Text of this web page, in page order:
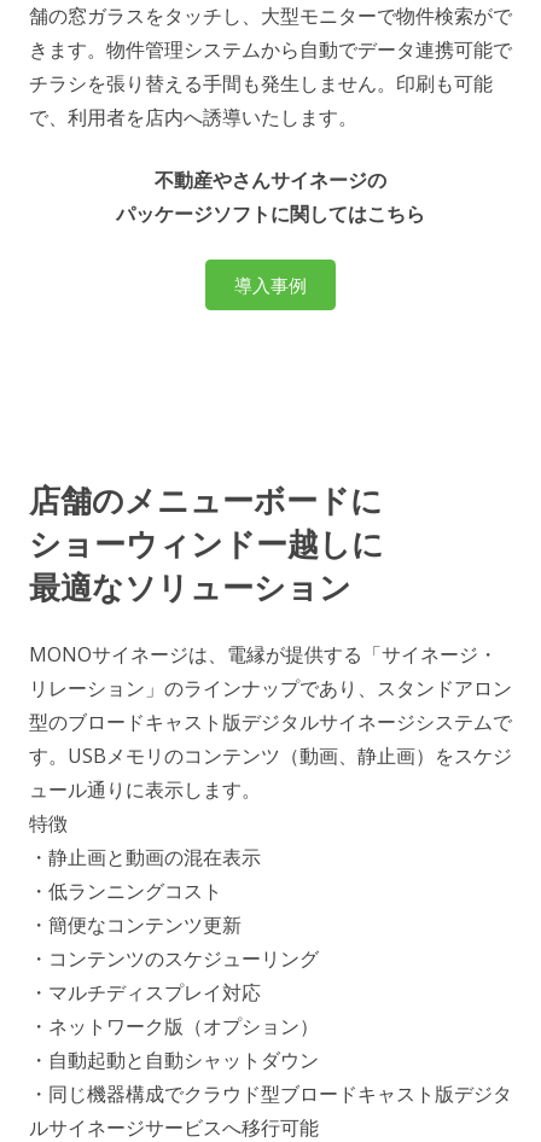
舗の窓ガラスをタッチし、大型モニターで物件検索がで
きます。物件管理システムから自動でデータ連携可能で
チラシを張り替える手間も発生しません。印刷も可能
で、利用者を店内へ誘導いたします。
不動産やさんサイネージの
パッケージソフトに関してはこちら
導入事例
店舗のメニューボードに
ショーウィンドー越しに
最適なソリューション
MONOサイネージは、電縁が提供する「サイネージ・
リレーション」のラインナップであり、スタンドアロン
型のブロードキャスト版デジタルサイネージシステムで
す。USBメモリのコンテンツ（動画、静止画）をスケジ
ュール通りに表示します。
特徴
・静止画と動画の混在表示
・低ランニングコスト
・簡便なコンテンツ更新
・コンテンツのスケジューリング
・マルチディスプレイ対応
・ネットワーク版（オプション）
・自動起動と自動シャットダウン
・同じ機器構成でクラウド型ブロードキャスト版デジタ
ルサイネージサービスへ移行可能